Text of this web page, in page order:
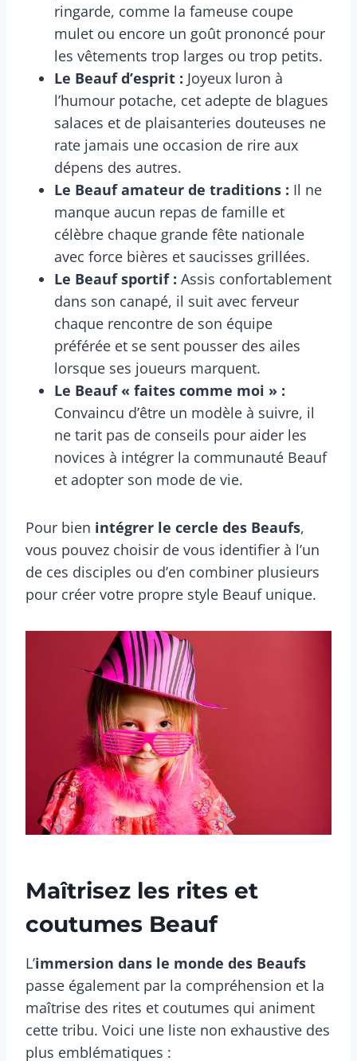
ringarde, comme la fameuse coupe
mulet ou encore un goût prononcé pour
les vêtements trop larges ou trop petits.
Le Beauf d’esprit : Joyeux luron à
l’humour potache, cet adepte de blagues
salaces et de plaisanteries douteuses ne
rate jamais une occasion de rire aux
dépens des autres.
Le Beauf amateur de traditions : Il ne
manque aucun repas de famille et
célèbre chaque grande fête nationale
avec force bières et saucisses grillées.
Le Beauf sportif : Assis confortablement
dans son canapé, il suit avec ferveur
chaque rencontre de son équipe
préférée et se sent pousser des ailes
lorsque ses joueurs marquent.
Le Beauf « faites comme moi » :
Convaincu d’être un modèle à suivre, il
ne tarit pas de conseils pour aider les
novices à intégrer la communauté Beauf
et adopter son mode de vie.
Pour bien intégrer le cercle des Beaufs,
vous pouvez choisir de vous identifier à l’un
de ces disciples ou d’en combiner plusieurs
pour créer votre propre style Beauf unique.
Maîtrisez les rites et
coutumes Beauf
L’immersion dans le monde des Beaufs
passe également par la compréhension et la
maîtrise des rites et coutumes qui animent
cette tribu. Voici une liste non exhaustive des
plus emblématiques :